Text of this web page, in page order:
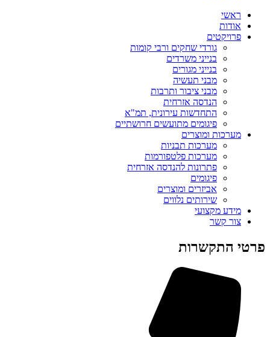
ראשי
אודות
פרויקטים
גורדי שחקים ורבי קומות
בנייני משרדים
בנייני מגורים
מבני תעשיה
מבני ציבור ותרבות
הנדסה אזרחית
התחדשות עירונית, תמ"א
פיגומים מתועשים חרושתיים
מערכות ומוצרים
מערכות תבניות
מערכות פלטפורמות
פתרונות להנדסה אזרחית
פיגומים
אביזרים ומוצרים
שירותים נלווים
מידע מקצועי
צור קשר
פרטי התקשרות